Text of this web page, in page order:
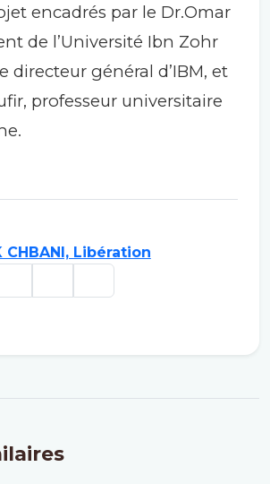
encadrés par le Dr.Omar
de l’Université Ibn Zohr
directeur général d’IBM, et
professeur universitaire
CHBANI, Libération